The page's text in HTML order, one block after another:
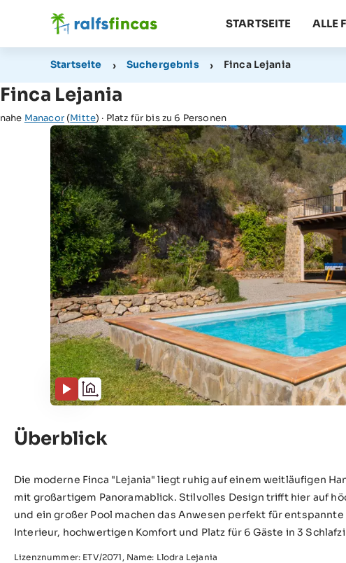
STARTSEITE ALLE
Startseite Suchergebnis Finca Lejania
Finca Lejania
nahe Manacor(Mitte) · Platz für bis zu 6 Personen
Überblick
Die moderne Finca "Lejania" liegt ruhig auf einem weitläufigen
mit großartigem Panoramablick. Stilvolles Design trifft hier auf
und ein großer Pool machen das Anwesen perfekt für
Interieur, hochwertigen Komfort und Platz für 6 Gäste in 3
Lizenznummer: ETV/2071, Name: Llodra Lejania